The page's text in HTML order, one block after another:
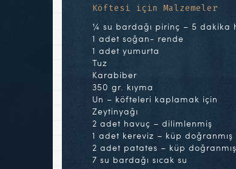
Köftesi için Malzemeler
¼ su bardağı pirinç – 5 dakika
1 adet soğan- rende
1 adet yumurta
Tuz
Karabiber
350 gr. kıyma
Un – köfteleri kaplamak için
Zeytinyağı
2 adet havuç – dilimlenmiş
1 adet kereviz – küp doğranmış
2 adet patates – küp doğranmış
7 su bardağı sıcak su